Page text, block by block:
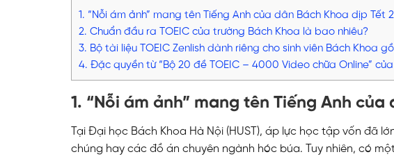
1. “Nỗi ám ảnh” mang tên Tiếng Anh của dân Bách Khoa dịp Tết
2. Chuẩn đầu ra TOEIC của trường Bách Khoa là bao nhiêu?
3. Bộ tài liệu TOEIC Zenlish dành riêng cho sinh viên Bách Khoa
4. Đặc quyền từ “Bộ 20 đề TOEIC – 4000 Video chữa Online” của
1. “Nỗi ám ảnh” mang tên Tiếng Anh
Tại Đại học Bách Khoa Hà Nội (HUST), áp lực học tập vốn đã
chúng hay các đồ án chuyên ngành hóc búa. Tuy nhiên, có